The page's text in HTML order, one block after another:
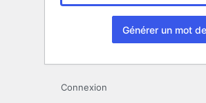
Connexion